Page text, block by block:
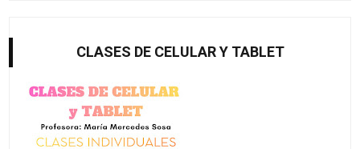
CLASES DE CELULAR Y TABLET